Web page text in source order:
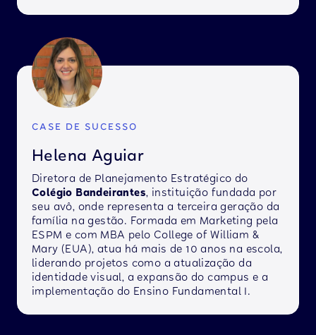
CASE DE SUCESSO
Helena Aguiar
Diretora de Planejamento Estratégico do
Colégio Bandeirantes, instituição fundada por
seu avô, onde representa a terceira geração da
família na gestão. Formada em Marketing pela
ESPM e com MBA pelo College of William &
Mary (EUA), atua há mais de 10 anos na escola,
liderando projetos como a atualização da
identidade visual, a expansão do campus e a
implementação do Ensino Fundamental I.